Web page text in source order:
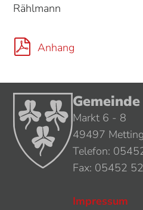
Rählmann
Anhang
Markt 6 - 8
49497
Telefon:
Fax: 05452
Impressum